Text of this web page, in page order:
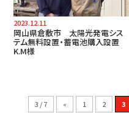
2023.12.11
岡山県倉敷市 太陽光発電シス
テム無料設置・蓄電池購入設置
K.M様
3 / 7 « 1 2 3